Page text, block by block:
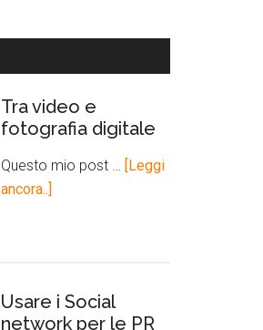
Tra video e
fotografia digitale
Questo mio post …
[Leggi
ancora..]
Usare i Social
network per le PR